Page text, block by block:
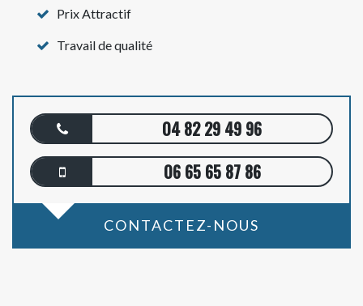
Prix Attractif
Travail de qualité
04 82 29 49 96
06 65 65 87 86
CONTACTEZ-NOUS